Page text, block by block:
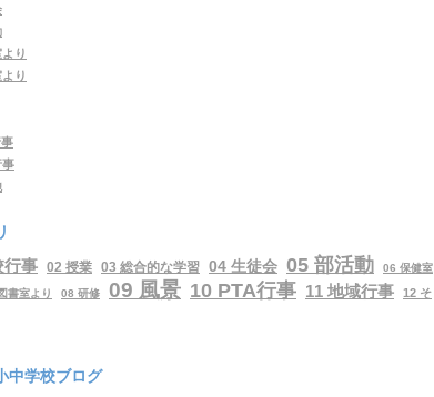
り
り
事
行事 02 授業 03 総合的な学習 04 生徒会 05 部活動 06 保健室
書室より 08 研修 09 風景 10 PTA行事 11 地域行事
12 そ
中学校ブログ